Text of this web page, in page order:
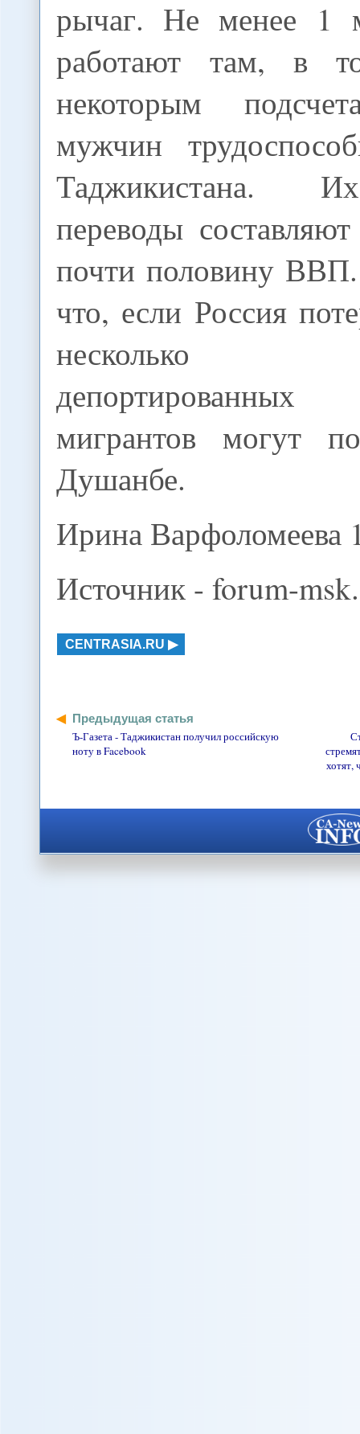
рычаг. Не менее 1
работают там, в
некоторым
мужчин
Таджикистана.
переводы
почти половину
что, если Россия
несколько
мигрантов могут
Душанбе.
Ирина Варфоломеева
Источник - forum-
CENTRASIA.RU
Предыдущая статья
Ъ-Газета - Таджикистан получил российскую
ноту в Facebook
хотят,